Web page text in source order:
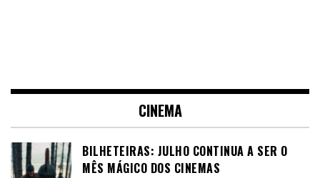
CINEMA
BILHETEIRAS: JULHO CONTINUA A SER O
MÊS MÁGICO DOS CINEMAS